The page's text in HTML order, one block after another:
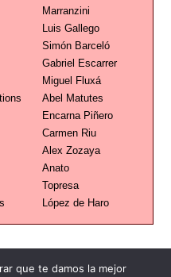
Marranzini
Luis Gallego
Simón Barceló
Gabriel Escarrer
Miguel Fluxá
Abel Matutes
Encarna Piñero
Carmen Riu
Alex Zozaya
Anato
Topresa
López de Haro
que te damos la mejor